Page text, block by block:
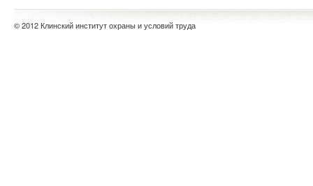
© 2012 Клинский институт охраны и условий труда